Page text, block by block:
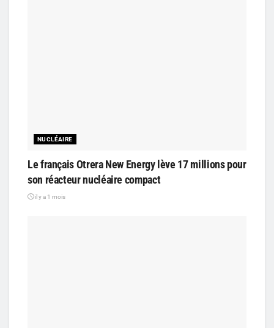
NUCLÉAIRE
Le français Otrera New Energy lève 17 millions pour
son réacteur nucléaire compact
il y a 1 mois